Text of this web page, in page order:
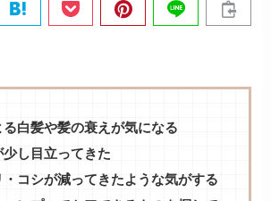
る白髪や髪の衰えが気になる
し目立ってきた
・コシが減ってきたような気がする